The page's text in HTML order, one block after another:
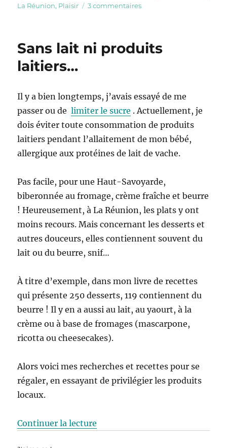
le
La Réunion, Plaisir 3 commentairessur
!
Sans lait ni produits
laitiers…
Il y a bien longtemps, j’avais essayé de me
passer ou de limiter le sucre . Actuellement, je
dois éviter toute consommation de produits
laitiers pendant l’allaitement de mon bébé,
allergique aux protéines de lait de vache.
Pas facile, pour une Haut-Savoyarde,
biberonnée au fromage, crème fraîche et beurre
! Heureusement, à La Réunion, les plats y ont
moins recours. Mais concernant les desserts et
autres douceurs, elles contiennent souvent du
lait ou du beurre, snif…
À titre d’exemple, dans mon livre de recettes
qui présente 250 desserts, 119 contiennent du
beurre ! Il y en a aussi au lait, au yaourt, à la
crème ou à base de fromages (mascarpone,
ricotta ou cheesecakes).
Alors voici mes recherches et recettes pour se
régaler, en essayant de privilégier les produits
locaux.
Continuer la lecture